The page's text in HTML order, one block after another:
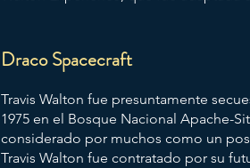
Draco Spacecraft
Travis Walton fue presuntamente
1975 en el Bosque Nacional Apache-
considerado por muchos como un
Travis Walton fue contratado por su